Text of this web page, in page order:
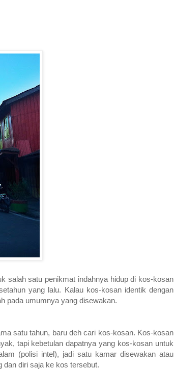
salah satu penikmat indahnya hidup di kos-kosan
yang lalu. Kalau kos-kosan identik dengan
pada umumnya yang disewakan.
satu tahun, baru deh cari kos-kosan. Kos-kosan
tapi kebetulan dapatnya yang kos-kosan untuk
(polisi intel), jadi satu kamar disewakan atau
dan diri saja ke kos tersebut.